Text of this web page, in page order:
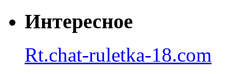
Интересное
Rt.chat-ruletka-18.com